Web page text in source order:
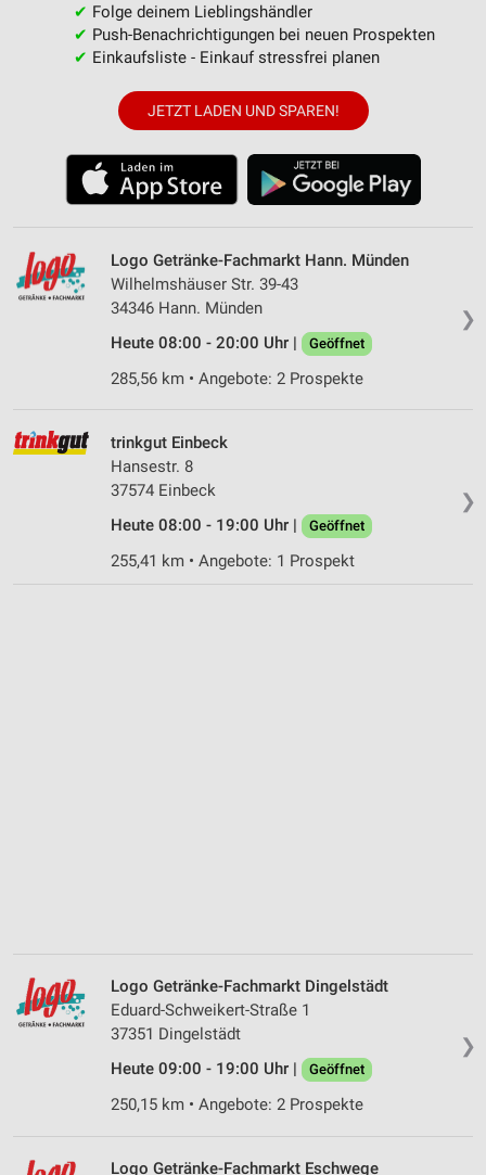
✔ Folge deinem Lieblingshändler
✔ Push-Benachrichtigungen bei neuen Prospekten
✔ Einkaufsliste - Einkauf stressfrei planen
JETZT LADEN UND SPAREN!
❯
Logo Getränke-Fachmarkt Hann. Münden
Wilhelmshäuser Str. 39-43
34346 Hann. Münden
Heute 08:00 - 20:00 Uhr |
Geöffnet
285,56 km • Angebote: 2 Prospekte
❯
trinkgut Einbeck
Hansestr. 8
37574 Einbeck
Heute 08:00 - 19:00 Uhr |
Geöffnet
255,41 km • Angebote: 1 Prospekt
❯
Logo Getränke-Fachmarkt Dingelstädt
Eduard-Schweikert-Straße 1
37351 Dingelstädt
Heute 09:00 - 19:00 Uhr |
Geöffnet
250,15 km • Angebote: 2 Prospekte
Logo Getränke-Fachmarkt Eschwege